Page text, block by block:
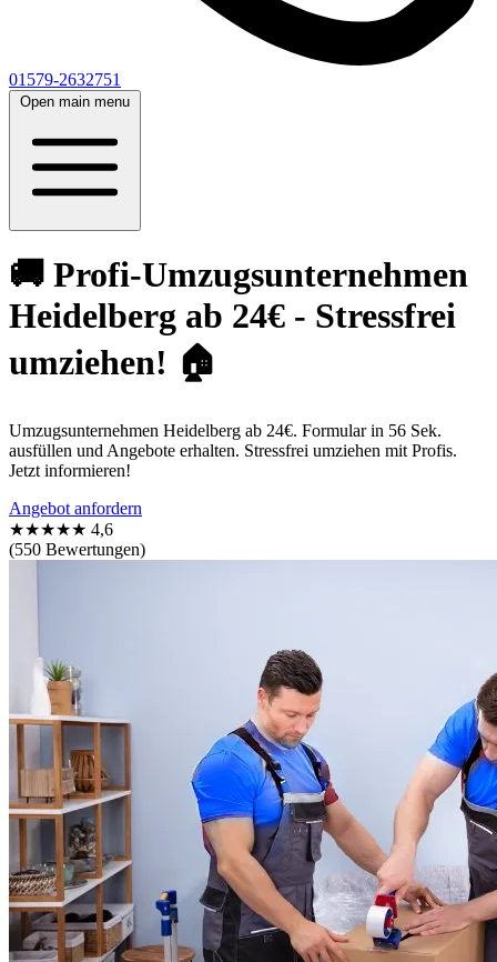
01579-2632751
Open main menu
🚚 Profi-Umzugsunternehmen
Heidelberg ab 24€ - Stressfrei
umziehen! 🏠
Umzugsunternehmen Heidelberg ab 24€. Formular in 56 Sek.
ausfüllen und Angebote erhalten. Stressfrei umziehen mit Profis.
Jetzt informieren!
Angebot anfordern
★★★★★ 4,6
(550 Bewertungen)